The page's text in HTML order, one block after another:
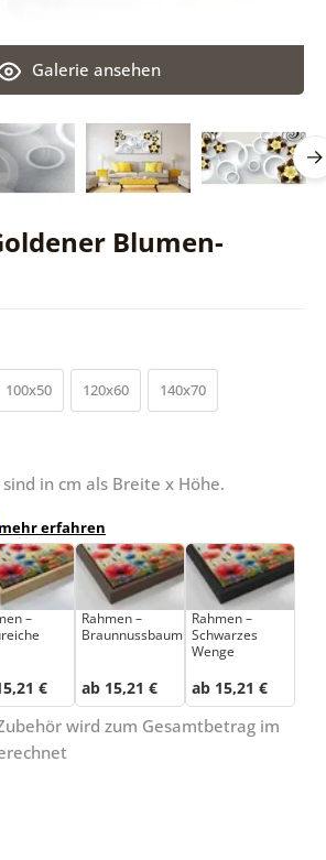
Blumen-
Galerie ansehen
100x50 120x60 140x70
in cm als Breite x Höhe.
erfahren
–
€
Rahmen –
Braunnussbaum
ab 15,21 €
Rahmen –
Schwarzes
Wenge
ab 15,21 €
wird zum Gesamtbetrag im